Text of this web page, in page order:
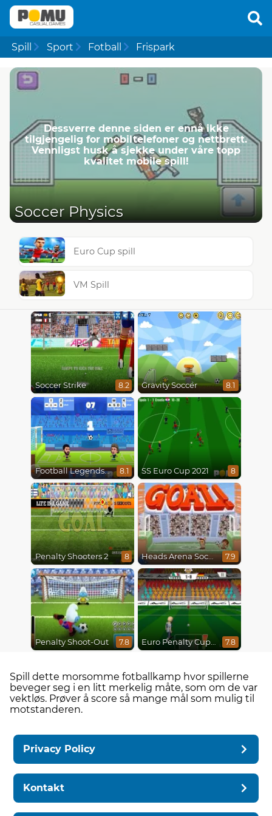
Spill Sport Fotball Frispark
Dessverre denne siden er ennå ikke
tilgjengelig for mobiltelefoner og nettbrett.
Vennligst husk å sjekke under våre topp
kvalitet mobile spill!
Soccer Physics
Euro Cup spill
VM Spill
Soccer Strike 8.2 Gravity Soccer 8.1
Football Legends 2021 8.1 SS Euro Cup 2021 8
Penalty Shooters 2 8 Heads Arena Soccer All Stars 7.9
Penalty Shoot-Out 7.8 Euro Penalty Cup 2021 7.8
Spill dette morsomme fotballkamp hvor spillerne
beveger seg i en litt merkelig måte, som om de var
vektløs. Prøver å score så mange mål som mulig til
motstanderen.
Privacy Policy
Kontakt